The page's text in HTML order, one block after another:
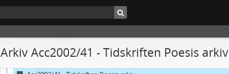
Arkiv Acc2002/41 - Tidskriften Poesis arkiv